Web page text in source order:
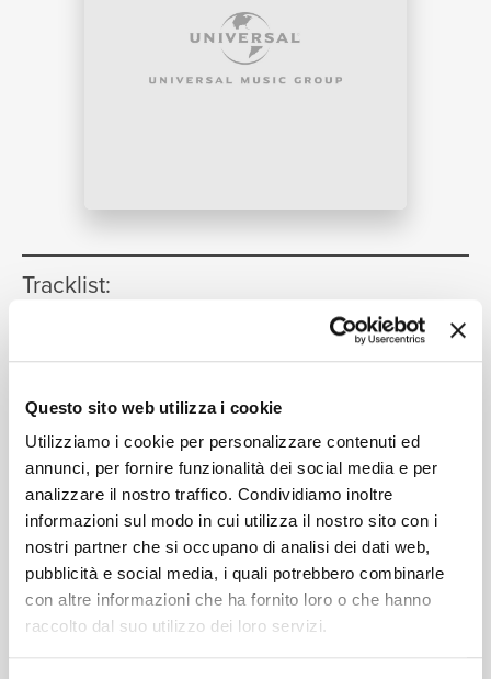
Questo sito web utilizza i cookie
Utilizziamo i cookie per personalizzare contenuti ed
annunci, per fornire funzionalità dei social media e per
analizzare il nostro traffico. Condividiamo inoltre
informazioni sul modo in cui utilizza il nostro sito con i
nostri partner che si occupano di analisi dei dati web,
pubblicità e social media, i quali potrebbero combinarle
con altre informazioni che ha fornito loro o che hanno
raccolto dal suo utilizzo dei loro servizi.
Tracklist:
(Live At The
Stockholm, Sweden / 1961)
John Coltrane
2 Traneing In(Live At The Stockholm
Concert Hall, Stockholm, Sweden /
1961)
18:44
John Coltrane
TOUR
NEWS
RICERCA
CHI SIAMO
CONTATTI